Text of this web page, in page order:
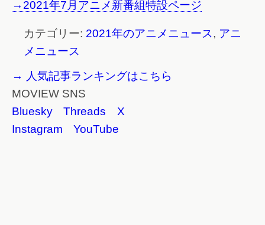
→2021年7月アニメ新番組特設ページ
カテゴリー: 2021年のアニメニュース, アニ
メニュース
→ 人気記事ランキングはこちら
MOVIEW SNS
Bluesky
Threads
X
Instagram
YouTube